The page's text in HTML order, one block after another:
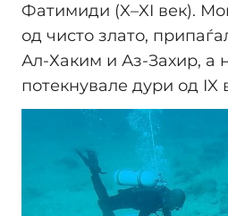
Фатимиди (X–XI век).
од чисто злато,
Ал-Хаким и Аз-Захир, а
потекнувале дури од IX